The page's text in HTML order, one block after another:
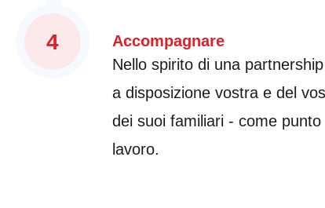
4
Accompagnare
Nello spirito di una
a disposizione vostra e del
dei suoi familiari - come
lavoro.